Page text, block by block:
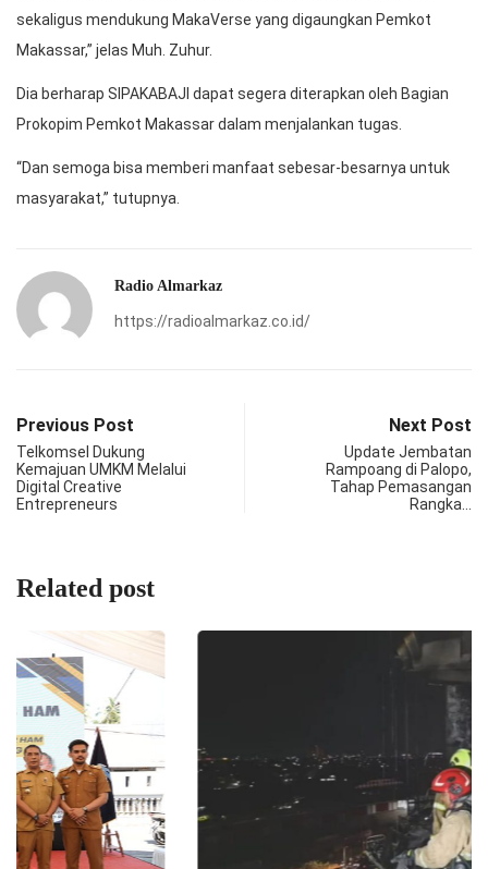
sekaligus mendukung MakaVerse yang digaungkan Pemkot
Makassar,” jelas Muh. Zuhur.
Dia berharap SIPAKABAJI dapat segera diterapkan oleh Bagian
Prokopim Pemkot Makassar dalam menjalankan tugas.
“Dan semoga bisa memberi manfaat sebesar-besarnya untuk
masyarakat,” tutupnya.
Radio Almarkaz
https://radioalmarkaz.co.id/
Previous Post
Telkomsel Dukung
Kemajuan UMKM Melalui
Digital Creative
Entrepreneurs
Next Post
Update Jembatan
Rampoang di Palopo,
Tahap Pemasangan
Rangka…
Related post